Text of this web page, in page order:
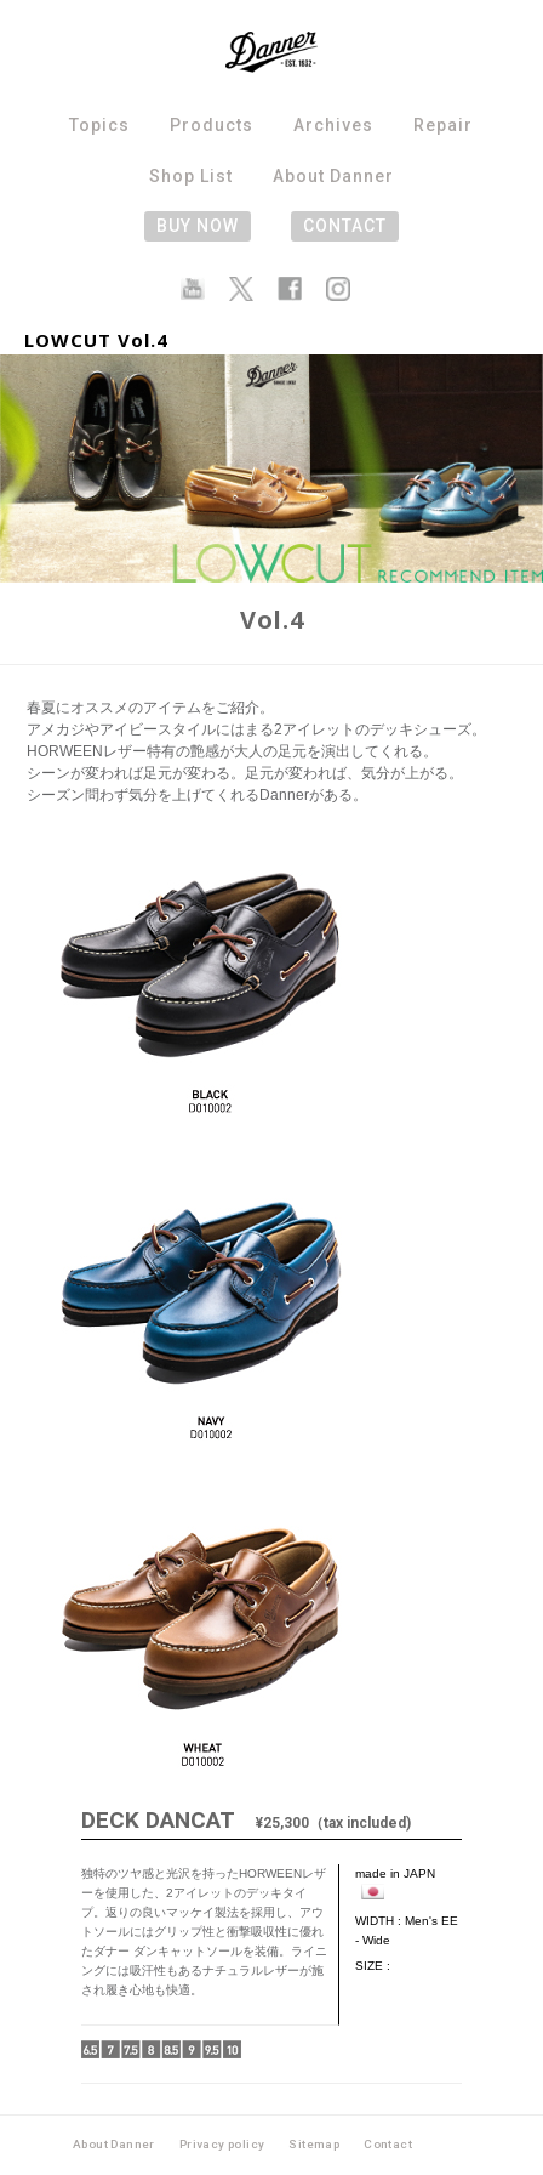
Topics Products Archives Repair
Shop List About Danner
BUY NOW CONTACT
LOWCUT Vol.4
Vol.4
春夏にオススメのアイテムをご紹介。
アメカジやアイビースタイルにはまる2アイレットのデッキシューズ。
HORWEENレザー特有の艶感が大人の足元を演出してくれる。
シーンが変われば足元が変わる。足元が変われば、気分が上がる。
シーズン問わず気分を上げてくれるDannerがある。
DECK DANCAT ¥25,300（tax included)
独特のツヤ感と光沢を持ったHORWEENレザ
ーを使用した、2アイレットのデッキタイ
プ。返りの良いマッケイ製法を採用し、アウ
トソールにはグリップ性と衝撃吸収性に優れ
たダナー ダンキャットソールを装備。ライニ
ングには吸汗性もあるナチュラルレザーが施
され履き心地も快適。
made in JAPN
WIDTH : Men's EE
- Wide
SIZE :
About Danner Privacy policy Sitemap Contact